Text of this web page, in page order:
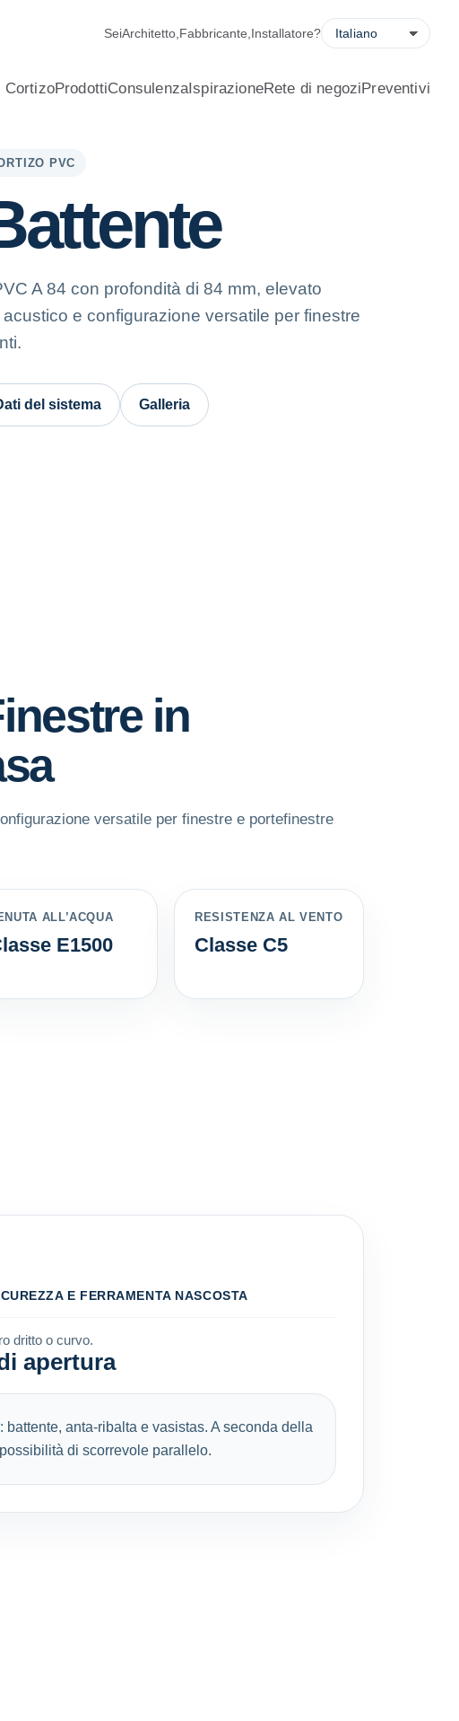
del risparmio energetico, richiesta di preventivo e
SeiArchitetto Fabbricante Installatore?
CortizoProdottiConsulenzaIspirazioneRete di negoziPreventivi
PVC
A 84 con profondità di 84 mm, elevato
e configurazione versatile per finestre
del sistema Galleria
in
versatile per finestre e portefinestre
ALL’ACQUA
E1500
RESISTENZA AL VENTO
Classe C5
E FERRAMENTA NASCOSTA
dritto o curvo.
apertura
battente, anta-ribalta e vasistas. A seconda della
di scorrevole parallelo.